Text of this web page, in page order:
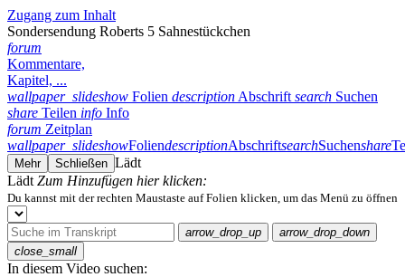
Zugang zum Inhalt
Sondersendung Roberts 5 Sahnestückchen
forum
Kommentare,
Kapitel, ...
wallpaper_slideshow Folien description Abschrift search Suchen
share Teilen info Info
forum Zeitplan
wallpaper_slideshowFoliendescriptionAbschriftsearchSuchenshare
Mehr Schließen Lädt
Lädt Zum Hinzufügen hier klicken:
Du kannst mit der rechten Maustaste auf Folien klicken, um das Menü zu öffnen
arrow_drop_up
arrow_drop_down
close_small
In diesem Video suchen: